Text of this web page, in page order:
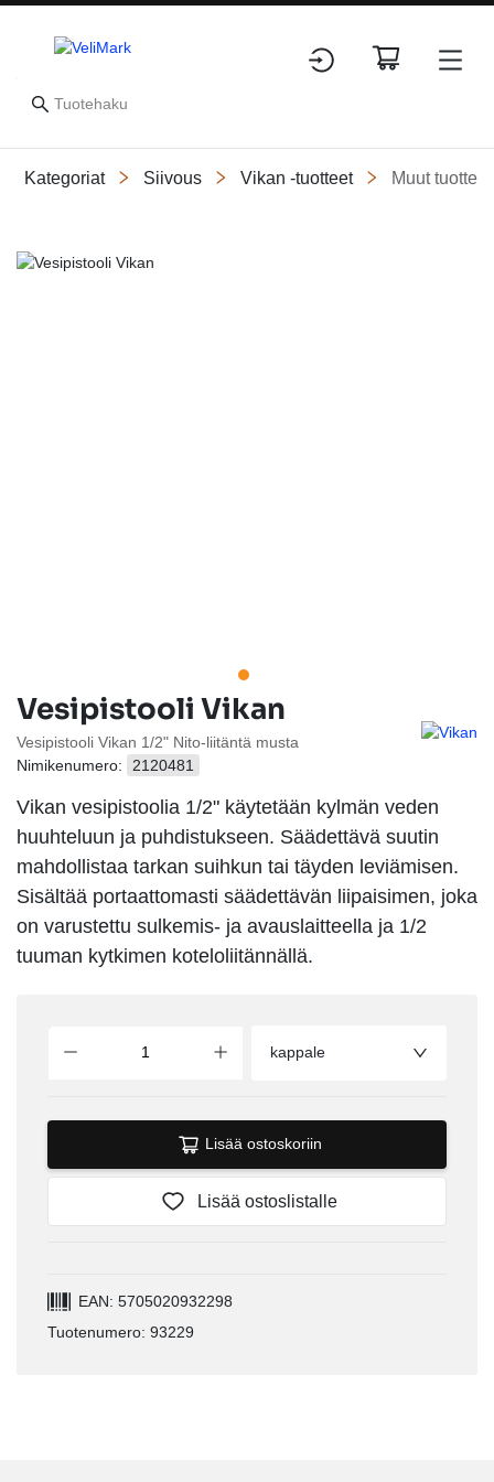
Kategoriat Siivous Vikan -tuotteet Muut
Slide 1 of 1
Vesipistooli Vikan
Vesipistooli Vikan 1/2" Nito-liitäntä musta
Nimikenumero:
2120481
Vikan vesipistoolia 1/2" käytetään kylmän veden
huuhteluun ja puhdistukseen. Säädettävä suutin
mahdollistaa tarkan suihkun tai täyden leviämisen.
Sisältää portaattomasti säädettävän liipaisimen, joka
on varustettu sulkemis- ja avauslaitteella ja 1/2
tuuman kytkimen koteloliitännällä.
kappale
Lisää ostoskoriin
Lisää ostoslistalle
EAN: 5705020932298
Tuotenumero: 93229